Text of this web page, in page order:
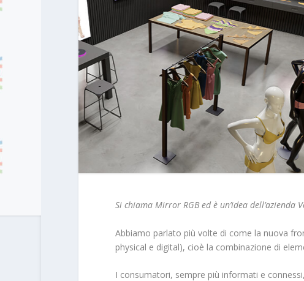
Si chiama Mirror RGB ed è un’idea dell’azienda
Abbiamo parlato più volte di come la nuova
physical e digital), cioè la combinazione di
I consumatori, sempre più informati e